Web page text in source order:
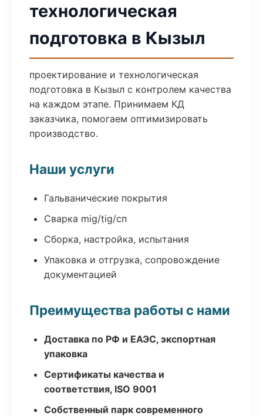
технологическая
подготовка в Кызыл
проектирование и технологическая
подготовка в Кызыл с контролем качества
на каждом этапе. Принимаем КД
заказчика, помогаем оптимизировать
производство.
Наши услуги
Гальванические покрытия
Сварка mig/tig/сп
Сборка, настройка, испытания
Упаковка и отгрузка, сопровождение
документацией
Преимущества работы с нами
Доставка по РФ и ЕАЭС, экспортная
упаковка
Сертификаты качества и
соответствия, ISO 9001
Собственный парк современного